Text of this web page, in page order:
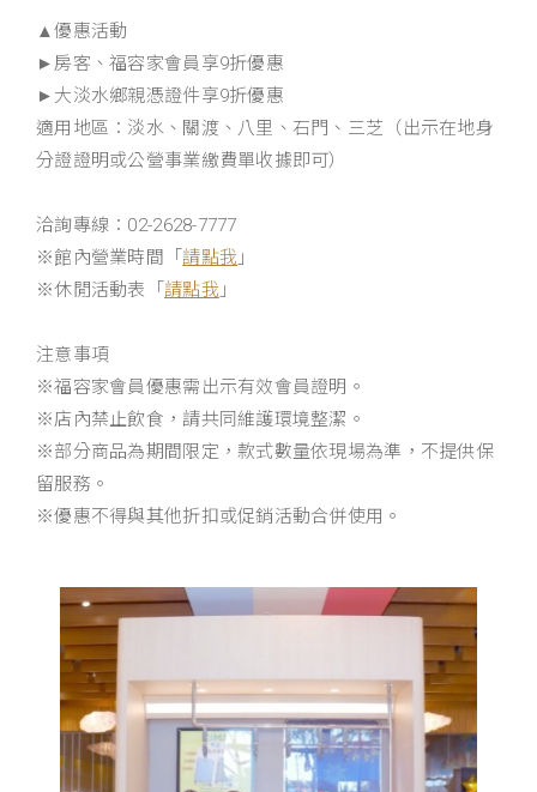
▲優惠活動
►房客、福容家會員享9折優惠
►大淡水鄉親憑證件享9折優惠
適用地區：淡水、關渡、八里、石門、三芝（出示在地身
分證證明或公營事業繳費單收據即可）
洽詢專線：02-2628-7777
※館內營業時間「 請點我 」
※休閒活動表「 請點我 」
注意事項
※福容家會員優惠需出示有效會員證明。
※店內禁止飲食，請共同維護環境整潔。
※部分商品為期間限定，款式數量依現場為準，不提供保
留服務。
※優惠不得與其他折扣或促銷活動合併使用。